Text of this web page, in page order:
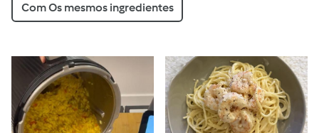
Com Os mesmos ingredientes